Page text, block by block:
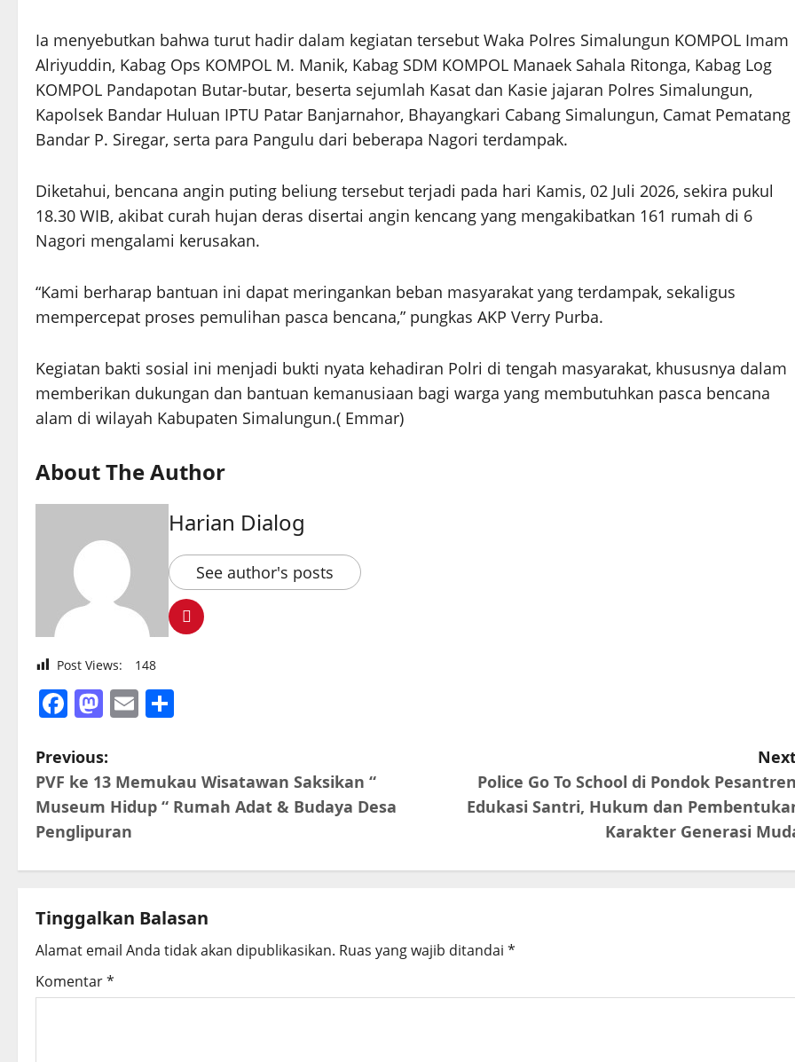
Ia menyebutkan bahwa turut hadir dalam kegiatan tersebut Waka Polres Simalungun KOMPOL Imam
Alriyuddin, Kabag Ops KOMPOL M. Manik, Kabag SDM KOMPOL Manaek Sahala Ritonga, Kabag Log
KOMPOL Pandapotan Butar-butar, beserta sejumlah Kasat dan Kasie jajaran Polres Simalungun,
Kapolsek Bandar Huluan IPTU Patar Banjarnahor, Bhayangkari Cabang Simalungun, Camat Pematang
Bandar P. Siregar, serta para Pangulu dari beberapa Nagori terdampak.
Diketahui, bencana angin puting beliung tersebut terjadi pada hari Kamis, 02 Juli 2026, sekira pukul
18.30 WIB, akibat curah hujan deras disertai angin kencang yang mengakibatkan 161 rumah di 6
Nagori mengalami kerusakan.
“Kami berharap bantuan ini dapat meringankan beban masyarakat yang terdampak, sekaligus
mempercepat proses pemulihan pasca bencana,” pungkas AKP Verry Purba.
Kegiatan bakti sosial ini menjadi bukti nyata kehadiran Polri di tengah masyarakat, khususnya dalam
memberikan dukungan dan bantuan kemanusiaan bagi warga yang membutuhkan pasca bencana
alam di wilayah Kabupaten Simalungun.( Emmar)
About The Author
Harian Dialog
See author's posts
Post Views: 148
Facebook
Mastodon
Email
P
o
s
t
n
a
v
Previous:
PVF ke 13 Memukau Wisatawan Saksikan “
Museum Hidup “ Rumah Adat & Budaya Desa
Penglipuran
Police Go To School di Pondok
Edukasi Santri, Hukum dan
Karakter Generasi
Tinggalkan Balasan
Alamat email Anda tidak akan dipublikasikan. Ruas yang wajib ditandai *
Komentar*